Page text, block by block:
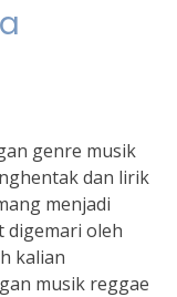
genre musik
dan lirik
menjadi
digemari oleh
kalian
musik reggae